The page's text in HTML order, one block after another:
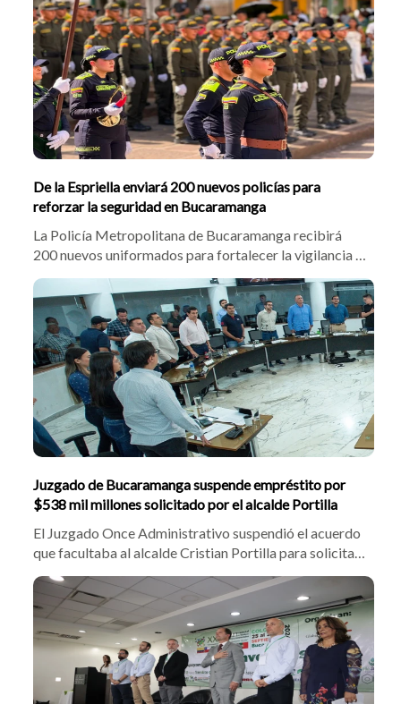
De la Espriella enviará 200 nuevos policías para
reforzar la seguridad en Bucaramanga
La Policía Metropolitana de Bucaramanga recibirá
200 nuevos uniformados para fortalecer la vigilancia y
Cristian Portilla confirmó el despliegue tras gestiones
con el presidente electo Abelardo De la Espriella,
enfocando los operativos en sectores críticos frente al
hurto y el homicidio.
Juzgado de Bucaramanga suspende empréstito por
$538 mil millones solicitado por el alcalde Portilla
El Juzgado Once Administrativo suspendió el acuerdo
que facultaba al alcalde Cristian Portilla para solicitar
Cristian Avendaño, la jueza halló vacíos presupuestales
y congeló la financiación de la Troncal Norte-Sur y la
red semafórica.